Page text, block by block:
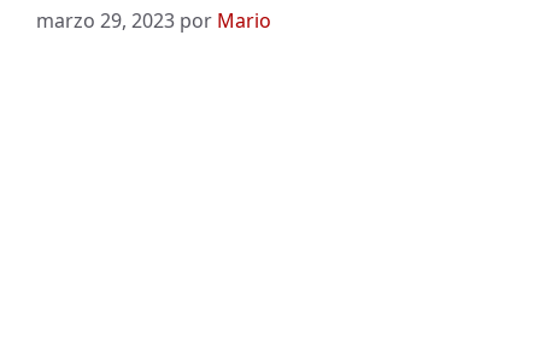
marzo 29, 2023 por Mario